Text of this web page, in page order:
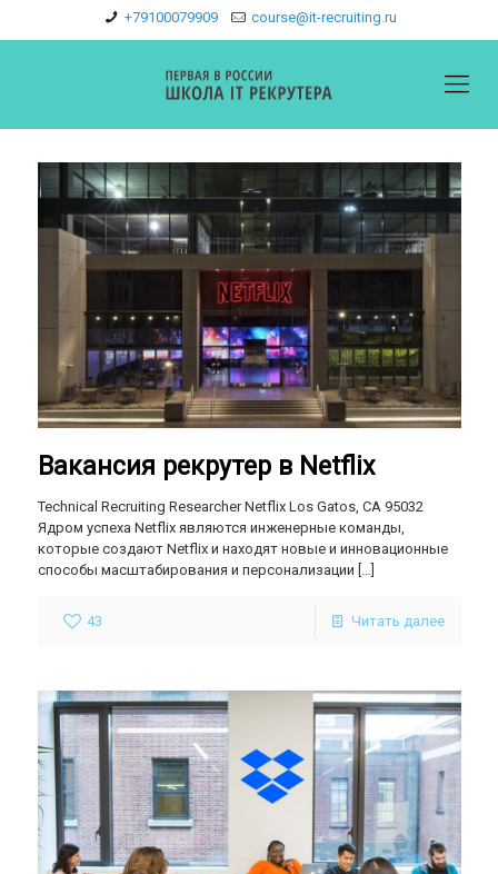
+79100079909 course@it-recruiting.ru
Вакансия рекрутер в Netflix
Technical Recruiting Researcher Netflix Los Gatos, CA 95032
Ядром успеха Netflix являются инженерные команды,
которые создают Netflix и находят новые и инновационные
способы масштабирования и персонализации
43 Читать далее